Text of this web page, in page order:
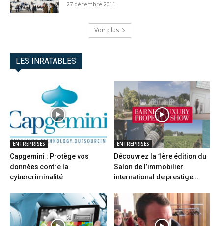
27 décembre 2011
Voir plus
LES INRATABLES
ENTREPRISES
Capgemini : Protège vos
données contre la
cybercriminalité
ENTREPRISES
Découvrez la 1ère édition du
Salon de l’immobilier
international de prestige...